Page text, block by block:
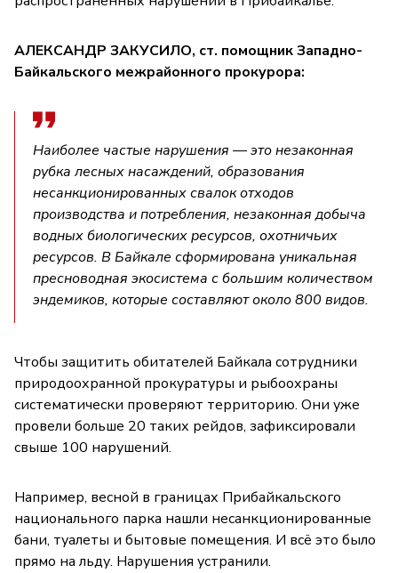
АЛЕКСАНДР ЗАКУСИЛО, ст. помощник Западно-
Байкальского межрайонного прокурора:
Наиболее частые нарушения — это незаконная
рубка лесных насаждений, образования
несанкционированных свалок отходов
производства и потребления, незаконная добыча
водных биологических ресурсов, охотничьих
ресурсов. В Байкале сформирована уникальная
пресноводная экосистема с большим количеством
эндемиков, которые составляют около 800 видов.
Чтобы защитить обитателей Байкала сотрудники
природоохранной прокуратуры и рыбоохраны
систематически проверяют территорию. Они уже
провели больше 20 таких рейдов, зафиксировали
свыше 100 нарушений.
Например, весной в границах Прибайкальского
национального парка нашли несанкционированные
бани, туалеты и бытовые помещения. И всё это было
прямо на льду. Нарушения устранили.